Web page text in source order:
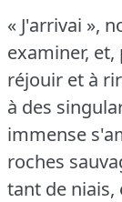
« J'arrivai »,
examiner,
réjouir et à
à des
immense
roches
tant de niais,